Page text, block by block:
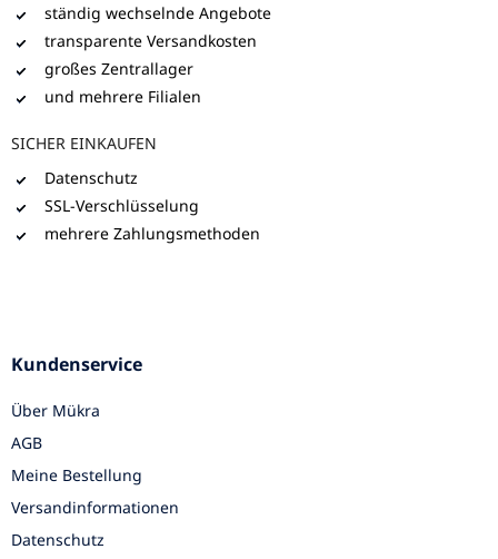
ständig wechselnde Angebote
transparente Versandkosten
großes Zentrallager
und mehrere Filialen
SICHER EINKAUFEN
Datenschutz
SSL-Verschlüsselung
mehrere Zahlungsmethoden
Kundenservice
Über Mükra
AGB
Meine Bestellung
Versandinformationen
Datenschutz